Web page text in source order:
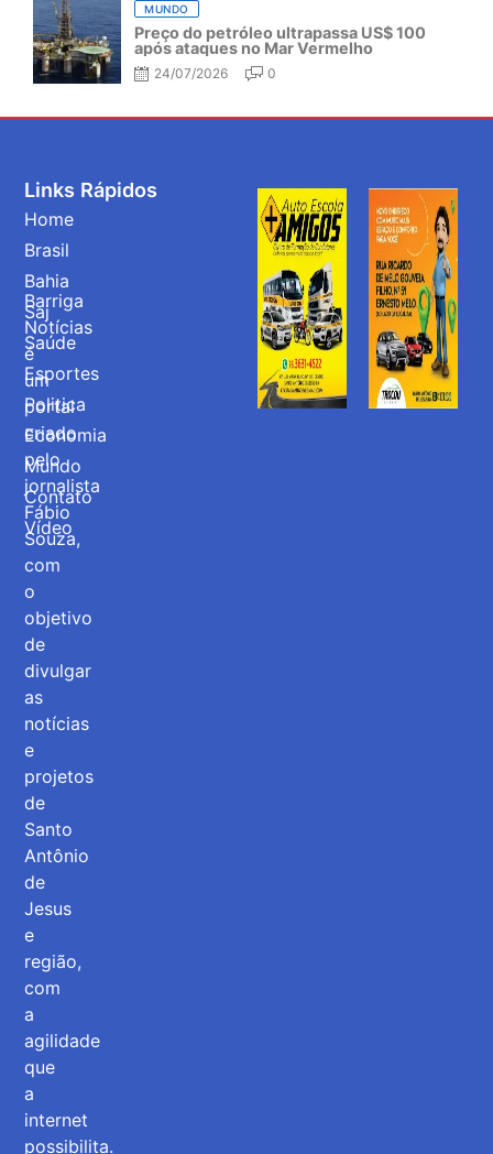
MUNDO
Preço do petróleo ultrapassa US$ 100
após ataques no Mar Vermelho
24/07/2026 0
Barriga
Notícias
é
um
portal
criado
pelo
jornalista
Fábio
Souza,
com
o
objetivo
de
divulgar
as
notícias
e
projetos
de
Santo
Antônio
de
Jesus
e
região,
com
a
agilidade
que
a
internet
possibilita.
Links Rápidos
Home
Brasil
Bahia
Saj
Saúde
Esportes
Politica
Economia
Mundo
Contato
Vídeo